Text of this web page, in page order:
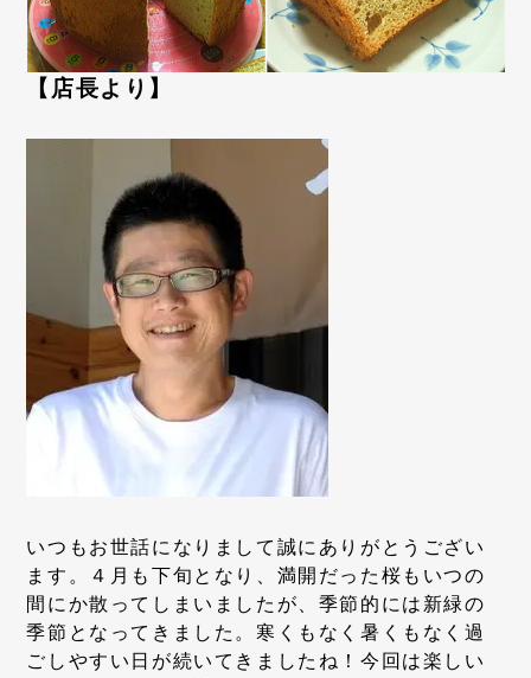
【店長より】
いつもお世話になりまして誠にありがとうござい
ます。４月も下旬となり、満開だった桜もいつの
間にか散ってしまいましたが、季節的には新緑の
季節となってきました。寒くもなく暑くもなく過
ごしやすい日が続いてきましたね！今回は楽しい